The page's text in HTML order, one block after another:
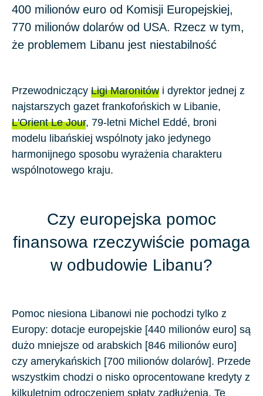
400 milionów euro od Komisji Europejskiej,
770 milionów dolarów od USA. Rzecz w tym,
że problemem Libanu jest niestabilność
Przewodniczący Ligi Maronitów i dyrektor jednej z
najstarszych gazet frankofońskich w Libanie,
L'Orient Le Jour, 79-letni Michel Eddé, broni
modelu libańskiej wspólnoty jako jedynego
harmonijnego sposobu wyrażenia charakteru
wspólnotowego kraju.
Czy europejska pomoc
finansowa rzeczywiście pomaga
w odbudowie Libanu?
Pomoc niesiona Libanowi nie pochodzi tylko z
Europy: dotacje europejskie [440 milionów euro] są
dużo mniejsze od arabskich [846 milionów euro]
czy amerykańskich [700 milionów dolarów]. Przede
wszystkim chodzi o nisko oprocentowane kredyty z
kilkuletnim odroczeniem spłaty zadłużenia. Te